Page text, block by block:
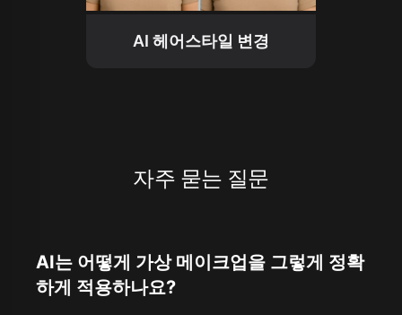
AI 헤어스타일 변경
자주 묻는 질문
AI는 어떻게 가상 메이크업을 그렇게 정확
하게 적용하나요?